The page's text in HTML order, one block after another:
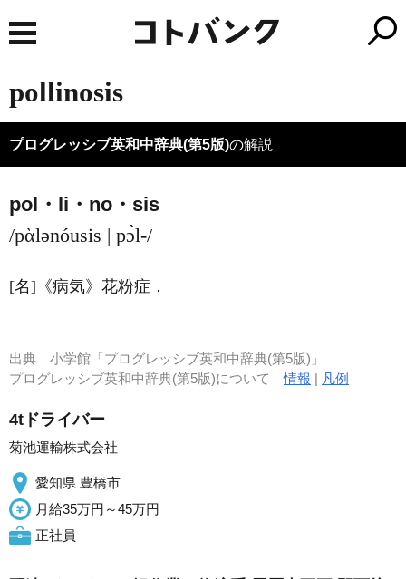
pollinosis
プログレッシブ英和中辞典(第5版)の解説
pol・li・no・sis
/pὰlənóusis | pɔ̀l-/
[名] 《病気》 花粉症 ．
出典 小学館「プログレッシブ英和中辞典(第5版)」
プログレッシブ英和中辞典(第5版)について情報 | 凡例
4tドライバー
菊池運輸株式会社
愛知県 豊橋市
月給35万円～45万円
正社員